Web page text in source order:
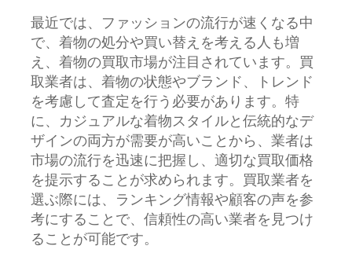
最近では、ファッションの流行が速くなる中
で、着物の処分や買い替えを考える人も増
え、着物の買取市場が注目されています。買
取業者は、着物の状態やブランド、トレンド
を考慮して査定を行う必要があります。特
に、カジュアルな着物スタイルと伝統的なデ
ザインの両方が需要が高いことから、業者は
市場の流行を迅速に把握し、適切な買取価格
を提示することが求められます。買取業者を
選ぶ際には、ランキング情報や顧客の声を参
考にすることで、信頼性の高い業者を見つけ
ることが可能です。